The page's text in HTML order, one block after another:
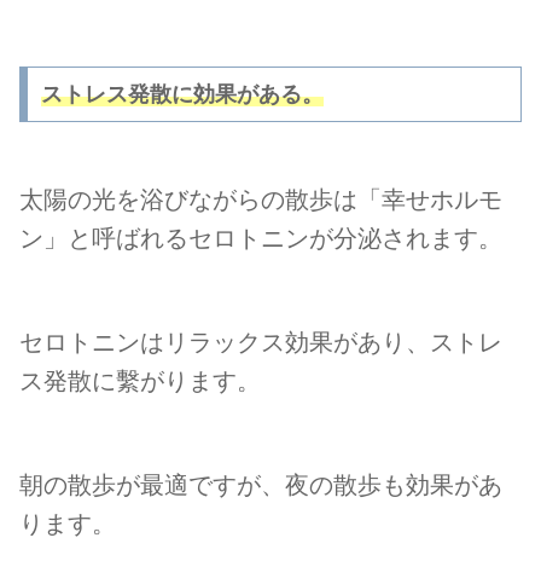
ストレス発散に効果がある。
太陽の光を浴びながらの散歩は「幸せホルモ
ン」と呼ばれるセロトニンが分泌されます。
セロトニンはリラックス効果があり、ストレ
ス発散に繫がります。
朝の散歩が最適ですが、夜の散歩も効果があ
ります。